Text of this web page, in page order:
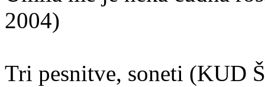
2004)
Tri pesnitve, soneti (KUD